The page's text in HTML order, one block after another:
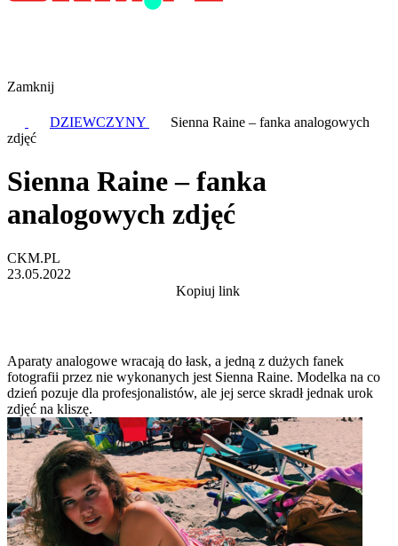
Zamknij
DZIEWCZYNY
Sienna Raine – fanka analogowych
zdjęć
Sienna Raine – fanka
analogowych zdjęć
CKM.PL
23.05.2022
Kopiuj link
Aparaty analogowe wracają do łask, a jedną z dużych fanek
fotografii przez nie wykonanych jest Sienna Raine. Modelka na co
dzień pozuje dla profesjonalistów, ale jej serce skradł jednak urok
zdjęć na kliszę.